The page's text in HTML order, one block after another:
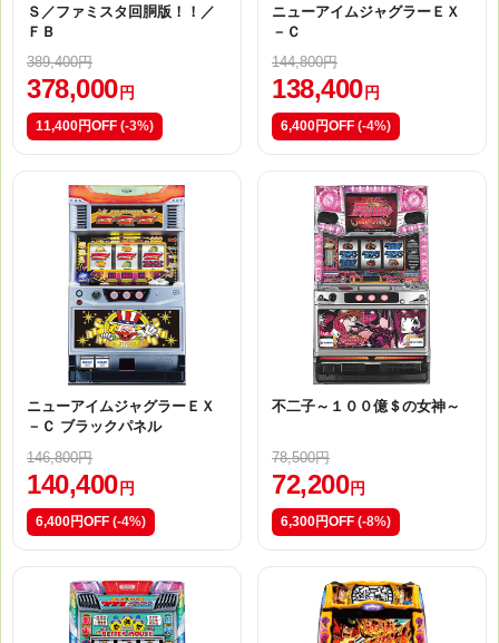
Ｓ／ファミスタ回胴版！！／
ＦＢ
389,400円
378,000 円
11,400円OFF (-3%)
ニューアイムジャグラーＥＸ
－Ｃ
144,800円
138,400 円
6,400円OFF (-4%)
ニューアイムジャグラーＥＸ
－Ｃ ブラックパネル
146,800円
140,400 円
6,400円OFF (-4%)
不二子～１００億＄の女神～
78,500円
72,200 円
6,300円OFF (-8%)